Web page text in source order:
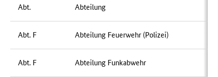
Abt. Abteilung
Abt. F Abteilung Feuerwehr (Polizei)
Abt. F Abteilung Funkabwehr